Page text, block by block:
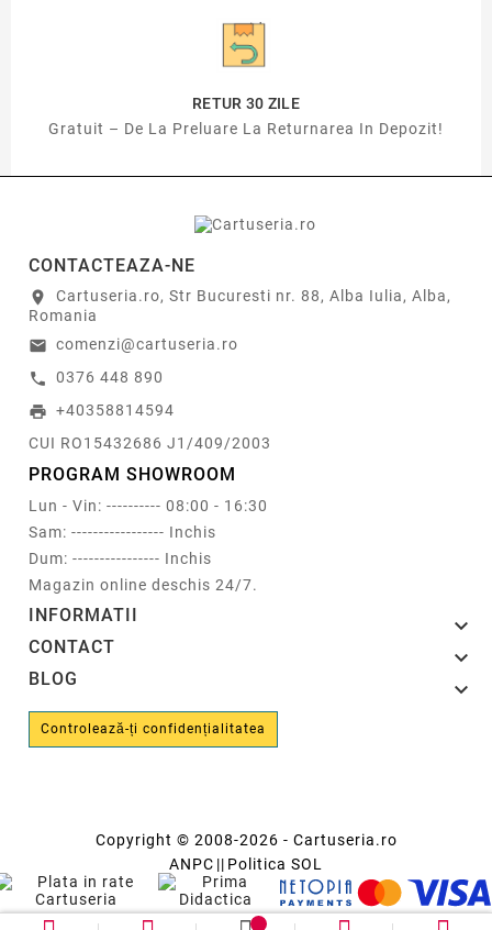
RETUR 30 ZILE
Gratuit – De La Preluare La Returnarea In Depozit!
CONTACTEAZA-NE
location_on
Cartuseria.ro, Str Bucuresti nr. 88, Alba Iulia, Alba,
Romania
email comenzi@cartuseria.ro
call 0376 448 890
print +40358814594
CUI RO15432686 J1/409/2003
PROGRAM SHOWROOM
Lun - Vin: ---------- 08:00 - 16:30
Sam: ----------------- Inchis
Dum: ---------------- Inchis
Magazin online deschis 24/7.
INFORMATII 
CONTACT 
BLOG 
Controlează-ți confidențialitatea
Copyright © 2008-2026 - Cartuseria.ro
ANPC || Politica SOL